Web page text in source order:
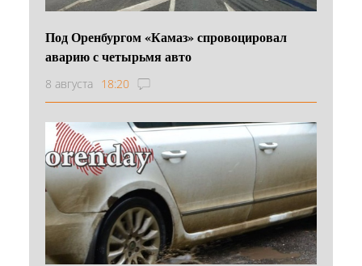
Под Оренбургом «Камаз» спровоцировал
аварию с четырьмя авто
8 августа 18:20